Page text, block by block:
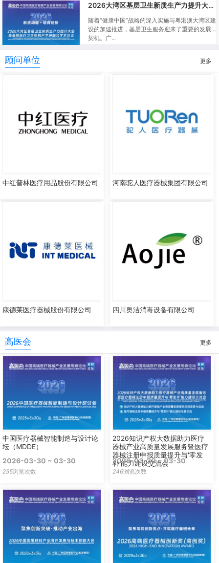
2026大湾区基层卫生新质生产力提升大会暨基层医疗卫生机构产学研融合学术会议
随着“健康中国”战略的深入实施与粤港澳大湾区建
设的加速推进，基层卫生服务迎来了重要的发展
契机。广...
顾问单位 更多
中红普林医疗用品股份有限公司 河南驼人医疗器械集团有限公司
康德莱医疗器械股份有限公司 四川奥洁消毒设备有限公司
高医会 更多
中国医疗器械智能制造与设计论
坛（MDDE）
2026-03-30 ~ 03-30
255浏览次数
2026知识产权大数据助力医疗
器械产业高质量发展服务暨医疗
器械注册申报质量提升与'零发
补'能力建设交流会
2026-03-30 ~ 03-30
246浏览次数